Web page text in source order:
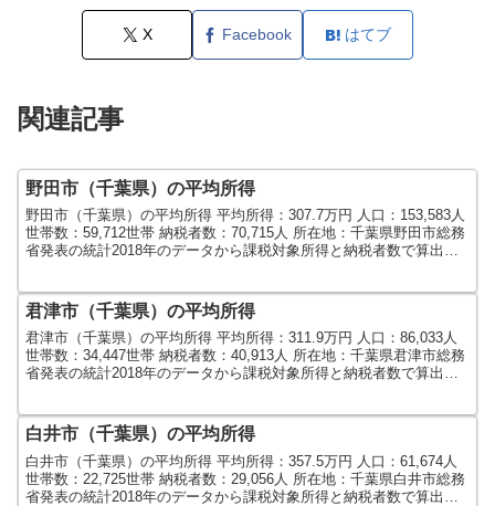
X Facebook はてブ
関連記事
野田市（千葉県）の平均所得
野田市（千葉県）の平均所得 平均所得：307.7万円 人口：153,583人
世帯数：59,712世帯 納税者数：70,715人 所在地：千葉県野田市総務
省発表の統計2018年のデータから課税対象所得と納税者数で算出し
君津市（千葉県）の平均所得
君津市（千葉県）の平均所得 平均所得：311.9万円 人口：86,033人
世帯数：34,447世帯 納税者数：40,913人 所在地：千葉県君津市総務
省発表の統計2018年のデータから課税対象所得と納税者数で算出し
白井市（千葉県）の平均所得
白井市（千葉県）の平均所得 平均所得：357.5万円 人口：61,674人
世帯数：22,725世帯 納税者数：29,056人 所在地：千葉県白井市総務
省発表の統計2018年のデータから課税対象所得と納税者数で算出し